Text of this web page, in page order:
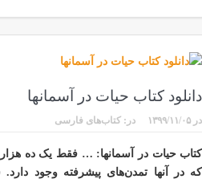
دانلود کتاب حیات در آسمانها
در ۱۳۹۹/۱۱/۰۵ در: کتاب‌های فارسی
کتاب حیات در آسمانها: … فقط یک ده
که در آنها تمدن‌های پیشرفته وجود